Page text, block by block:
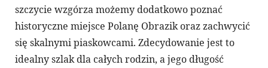
szczycie wzgórza możemy dodatkowo poznać
historyczne miejsce Polanę Obrazik oraz zachwycić
się skalnymi piaskowcami. Zdecydowanie jest to
idealny szlak dla całych rodzin, a jego długość